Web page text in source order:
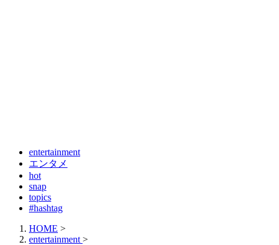
entertainment
エンタメ
hot
snap
topics
#hashtag
HOME >
entertainment >